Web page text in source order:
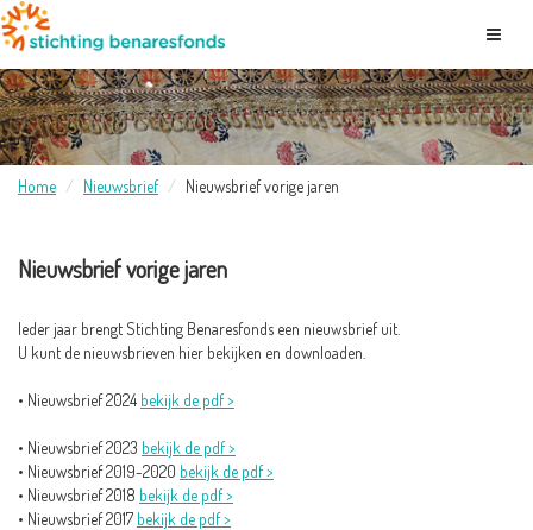
Home Nieuwsbrief Nieuwsbrief vorige jaren
Nieuwsbrief vorige jaren
Ieder jaar brengt Stichting Benaresfonds een nieuwsbrief uit.
U kunt de nieuwsbrieven hier bekijken en downloaden.
• Nieuwsbrief 2024 bekijk de pdf >
• Nieuwsbrief 2023 bekijk de pdf >
• Nieuwsbrief 2019-2020 bekijk de pdf >
• Nieuwsbrief 2018 bekijk de pdf >
• Nieuwsbrief 2017 bekijk de pdf >